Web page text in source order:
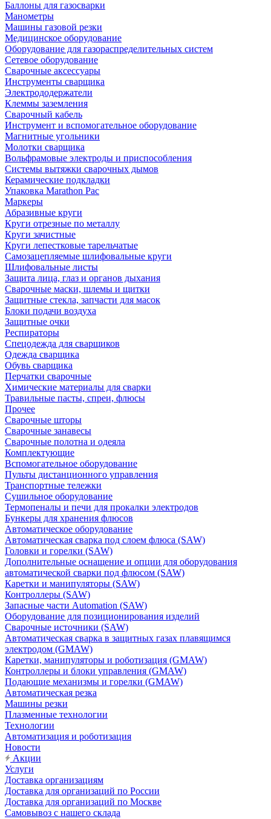
Баллоны для газосварки
Манометры
Машины газовой резки
Медицинское оборудование
Оборудование для газораспределительных систем
Сетевое оборудование
Сварочные аксессуары
Инструменты сварщика
Электрододержатели
Клеммы заземления
Сварочный кабель
Инструмент и вспомогательное оборудование
Магнитные угольники
Молотки сварщика
Вольфрамовые электроды и приспособления
Системы вытяжки сварочных дымов
Керамические подкладки
Упаковка Marathon Pac
Маркеры
Абразивные круги
Круги отрезные по металлу
Круги зачистные
Круги лепестковые тарельчатые
Самозацепляемые шлифовальные круги
Шлифовальные листы
Защита лица, глаз и органов дыхания
Сварочные маски, шлемы и щитки
Защитные стекла, запчасти для масок
Блоки подачи воздуха
Защитные очки
Респираторы
Спецодежда для сварщиков
Одежда сварщика
Обувь сварщика
Перчатки сварочные
Химические материалы для сварки
Травильные пасты, спреи, флюсы
Прочее
Сварочные шторы
Сварочные занавесы
Сварочные полотна и одеяла
Комплектующие
Вспомогательное оборудование
Пульты дистанционного управления
Транспортные тележки
Сушильное оборудование
Термопеналы и печи для прокалки электродов
Бункеры для хранения флюсов
Автоматическое оборудование
Автоматическая сварка под слоем флюса (SAW)
Головки и горелки (SAW)
Дополнительные оснащение и опции для оборудования
автоматической сварки под флюсом (SAW)
Каретки и манипуляторы (SAW)
Контроллеры (SAW)
Запасные части Automation (SAW)
Оборудование для позиционирования изделий
Сварочные источники (SAW)
Автоматическая сварка в защитных газах плавящимся
электродом (GMAW)
Каретки, манипуляторы и роботизация (GMAW)
Контроллеры и блоки управления (GMAW)
Подающие механизмы и горелки (GMAW)
Автоматическая резка
Машины резки
Плазменные технологии
Технологии
Автоматизация и роботизация
Новости
Акции
Услуги
Доставка организациям
Доставка для организаций по России
Доставка для организаций по Москве
Самовывоз с нашего склада